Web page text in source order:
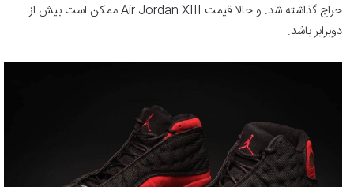
حراج گذاشته شد. و حالا قیمت Air Jordan XIII ممکن است بیش از
دوبرابر باشد.